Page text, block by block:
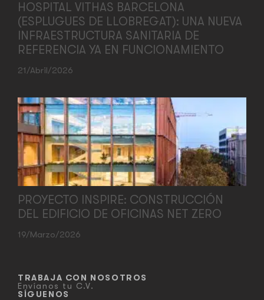
HOSPITAL VITHAS BARCELONA
(ESPLUGUES DE LLOBREGAT): UNA NUEVA
INFRAESTRUCTURA SANITARIA DE
REFERENCIA YA EN FUNCIONAMIENTO
21/abril/2026
PROYECTO INSPIRE: CONSTRUCCIÓN
DEL EDIFICIO DE OFICINAS NET ZERO
19/marzo/2026
TRABAJA CON NOSOTROS
Envíanos tu C.V.
SÍGUENOS